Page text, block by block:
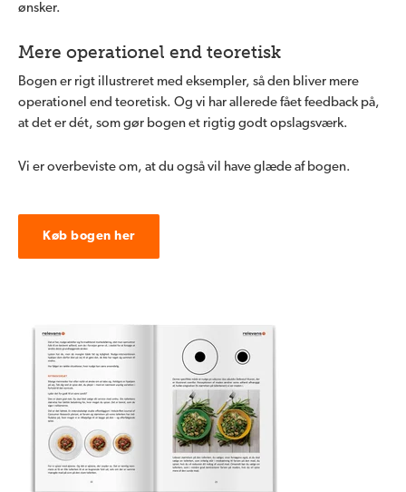
ønsker.
Mere operationel end teoretisk
Bogen er rigt illustreret med eksempler, så den bliver mere
operationel end teoretisk. Og vi har allerede fået feedback på,
at det er dét, som gør bogen et rigtig godt opslagsværk.
Vi er overbeviste om, at du også vil have glæde af bogen.
Køb bogen her